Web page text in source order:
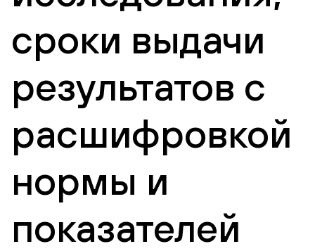
сроки выдачи
результатов с
расшифровкой
нормы и
показателей